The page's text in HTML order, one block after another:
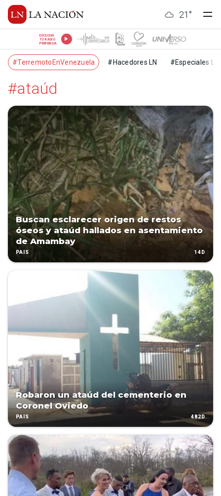
21 °
ESCUCHÁ
TU RADIO
PREFERIDA
#TerremotoEnVenezuela #Hacedores LN #Especiales LN
#ataúd
Buscan esclarecer origen de restos
óseos y ataúd hallados en asentamiento
de Amambay
PAÍS 14D
Robaron un ataúd del cementerio en
Coronel Oviedo
PAÍS 482D